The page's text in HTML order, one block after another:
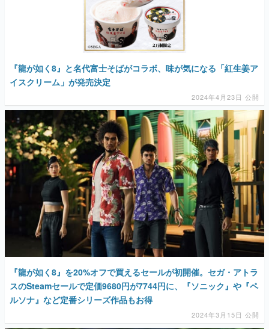
『龍が如く8』と名代富士そばがコラボ、味が気になる「紅生姜ア
イスクリーム」が発売決定
2024年4月23日 公開
『龍が如く8』を20%オフで買えるセールが初開催。セガ・アトラ
スのSteamセールで定価9680円が7744円に、『ソニック』や『ペ
ルソナ』など定番シリーズ作品もお得
2024年3月15日 公開